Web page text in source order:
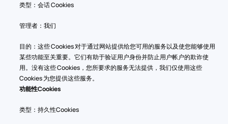
类型：会话 Cookies
管理者：我们
目的：这些 Cookies 对于通过网站提供给您可用的服务以及使您能够使用
某些功能至关重要。它们有助于验证用户身份并防止用户帐户的欺诈使
用。没有这些 Cookies，您所要求的服务无法提供，我们仅使用这些
Cookies 为您提供这些服务。
功能性Cookies
类型：持久性Cookies